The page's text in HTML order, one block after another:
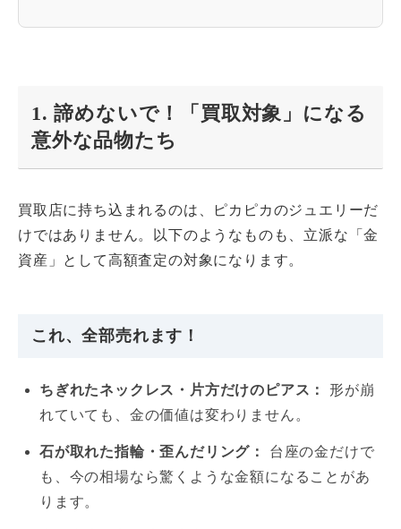
1. 諦めないで！「買取対象」になる
意外な品物たち
買取店に持ち込まれるのは、ピカピカのジュエリーだ
けではありません。以下のようなものも、立派な「金
資産」として高額査定の対象になります。
これ、全部売れます！
ちぎれたネックレス・片方だけのピアス：
形が崩
れていても、金の価値は変わりません。
石が取れた指輪・歪んだリング：
台座の金だけで
も、今の相場なら驚くような金額になることがあ
ります。